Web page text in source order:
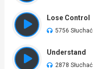
Lose Control
5756 Słuchać
Understand
2878 Słuchać